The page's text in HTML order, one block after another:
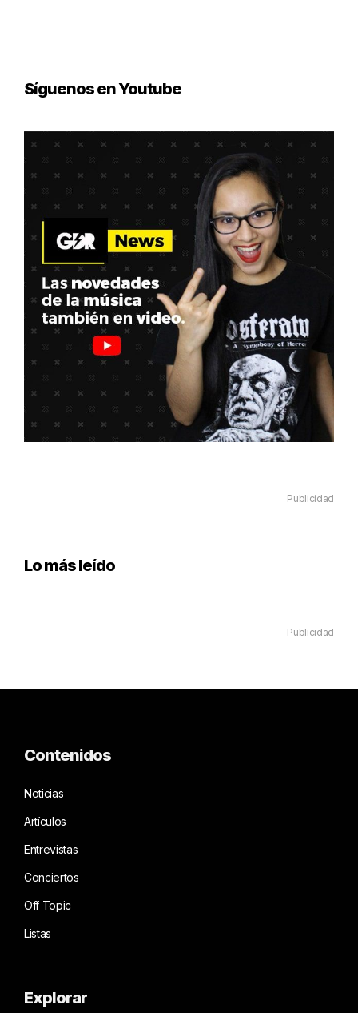
Síguenos en Youtube
Publicidad
Lo más leído
Publicidad
Contenidos
Noticias
Artículos
Entrevistas
Conciertos
Off Topic
Listas
Explorar